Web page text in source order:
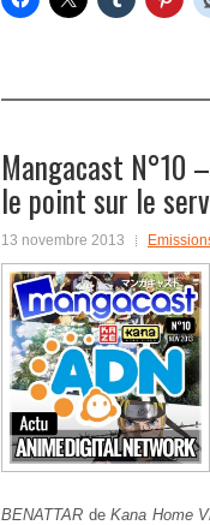
Mangacast N°10
le point sur le
13 novembre 2013
BENATTAR deKana Home